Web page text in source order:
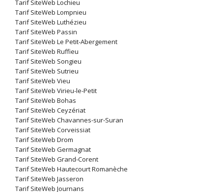
Tarif SiteWeb Lochieu
Tarif SiteWeb Lompnieu
Tarif SiteWeb Luthézieu
Tarif SiteWeb Passin
Tarif SiteWeb Le Petit-Abergement
Tarif SiteWeb Ruffieu
Tarif SiteWeb Songieu
Tarif SiteWeb Sutrieu
Tarif SiteWeb Vieu
Tarif SiteWeb Virieu-le-Petit
Tarif SiteWeb Bohas
Tarif SiteWeb Ceyzériat
Tarif SiteWeb Chavannes-sur-Suran
Tarif SiteWeb Corveissiat
Tarif SiteWeb Drom
Tarif SiteWeb Germagnat
Tarif SiteWeb Grand-Corent
Tarif SiteWeb Hautecourt Romanèche
Tarif SiteWeb Jasseron
Tarif SiteWeb Journans